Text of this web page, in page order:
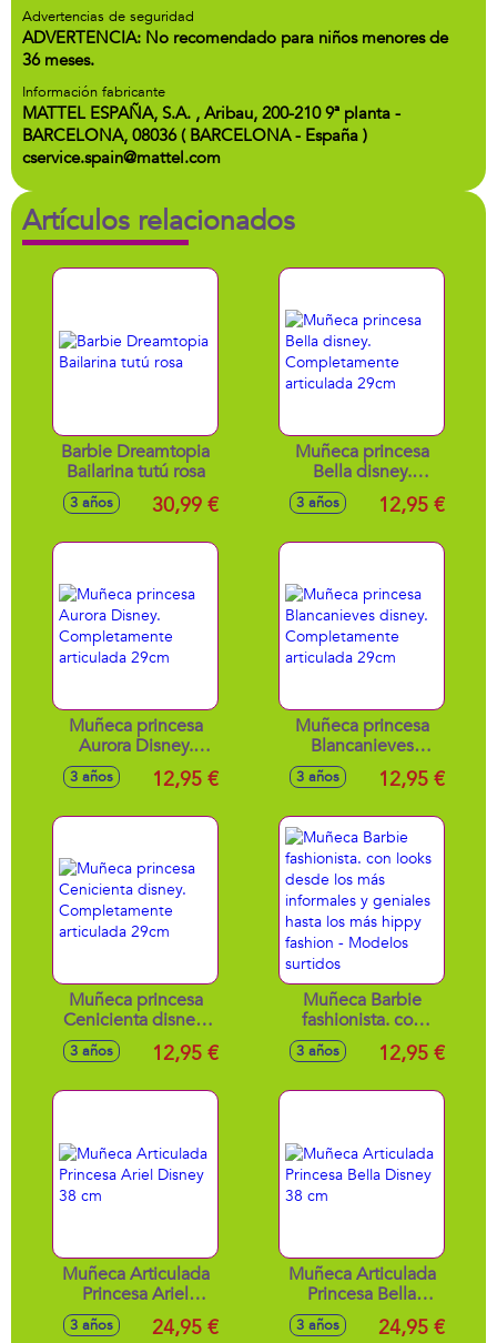
Advertencias de seguridad
ADVERTENCIA: No recomendado para niños menores de
36 meses.
Información fabricante
MATTEL ESPAÑA, S.A. , Aribau, 200-210 9ª planta -
BARCELONA, 08036 ( BARCELONA - España )
cservice.spain@mattel.com
Artículos relacionados
Barbie Dreamtopia
Bailarina tutú rosa
3 años 30,99 €
Muñeca princesa
Bella disney.
Completamente
articulada 29cm
3 años 12,95 €
Muñeca princesa
Aurora Disney.
Completamente
articulada 29cm
3 años 12,95 €
Muñeca princesa
Blancanieves
disney.
Completamente
3 años 12,95 €
Muñeca princesa
Cenicienta disney.
Completamente
articulada 29cm
3 años 12,95 €
Muñeca Barbie
fashionista. con
looks desde los
más informales y
más hippy fashion -
3 años 12,95 €
Muñeca Articulada
Princesa Ariel
Disney 38 cm
3 años 24,95 €
Muñeca Articulada
Princesa Bella
Disney 38 cm
3 años 24,95 €